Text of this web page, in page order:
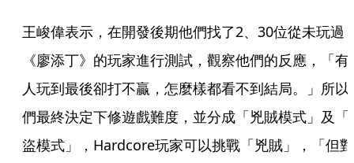
王峻偉表示，在開發後期他們找了2、30位從未玩過
《廖添丁》的玩家進行測試，觀察他們的反應，「有
人玩到最後卻打不贏，怎麼樣都看不到結局。」所以
們最終決定下修遊戲難度，並分成「兇賊模式」及「
盜模式」，Hardcore玩家可以挑戰「兇賊」，「但對